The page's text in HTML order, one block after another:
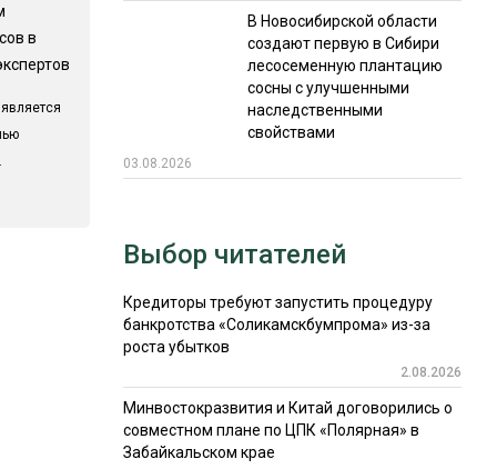
в
В Новосибирской области
создают первую в Сибири
лесосеменную плантацию
сосны с улучшенными
наследственными
свойствами
03.08.2026
Выбор читателей
Кредиторы требуют запустить процедуру
банкротства «Соликамскбумпрома» из-за
роста убытков
2.08.2026
Минвостокразвития и Китай договорились о
совместном плане по ЦПК «Полярная» в
Забайкальском крае